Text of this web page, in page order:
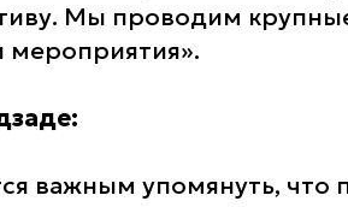
Мы проводим
мероприятия».
важным упомянуть, что